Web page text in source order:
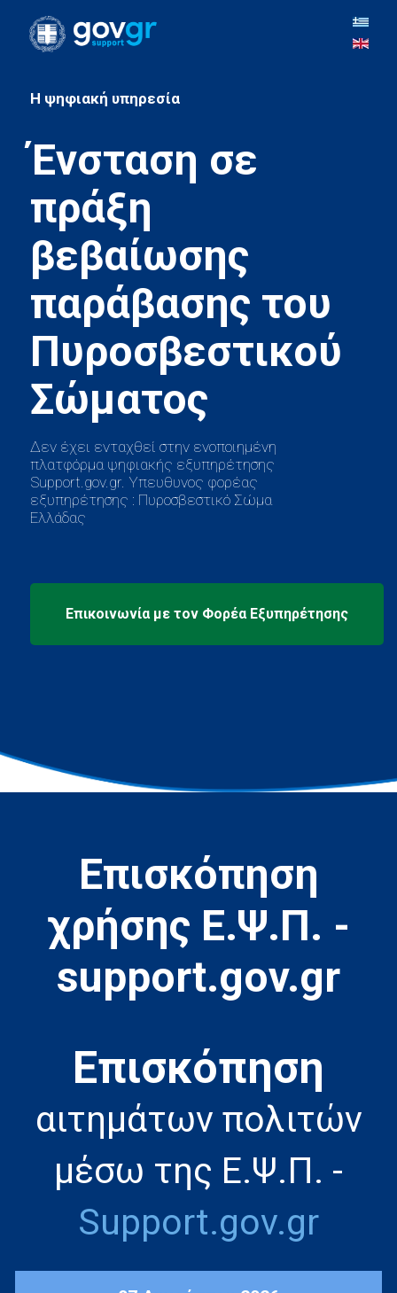
H ψηφιακή υπηρεσία
Ένσταση σε
πράξη
βεβαίωσης
παράβασης του
Πυροσβεστικού
Δεν έχει ενταχθεί στην ενοποιημένη
πλατφόρμα ψηφιακής εξυπηρέτησης
Support.gov.gr. Υπευθυνος φορέας
εξυπηρέτησης : Πυροσβεστικό Σώμα
Ελλάδας
Επισκόπηση
χρήσης Ε.Ψ.Π. -
support.gov.gr
Eπισκόπηση
αιτημάτων πολιτών
μέσω της Ε.Ψ.Π. -
Support.gov.gr